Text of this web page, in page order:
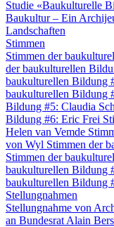
Studie «Baukulturelle
Baukultur – Ein
Landschaften
Stimmen
Stimmen der
der baukulturellen
baukulturellen Bildung
baukulturellen Bildung
Bildung #5: Claudia
Bildung #6: Eric Frei
Helen van Vemde
von Wyl Stimmen der
Stimmen der
baukulturellen Bildung
baukulturellen Bildung
Stellungnahmen
Stellungnahme von
an Bundesrat Alain